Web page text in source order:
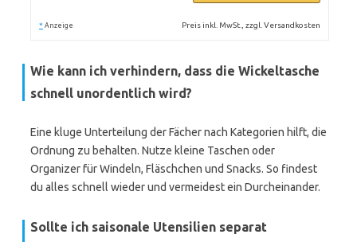
* Anzeige Preis inkl. MwSt., zzgl. Versandkosten
Wie kann ich verhindern, dass die Wickeltasche
schnell unordentlich wird?
Eine kluge Unterteilung der Fächer nach Kategorien hilft, die
Ordnung zu behalten. Nutze kleine Taschen oder
Organizer für Windeln, Fläschchen und Snacks. So findest
du alles schnell wieder und vermeidest ein Durcheinander.
Sollte ich saisonale Utensilien separat